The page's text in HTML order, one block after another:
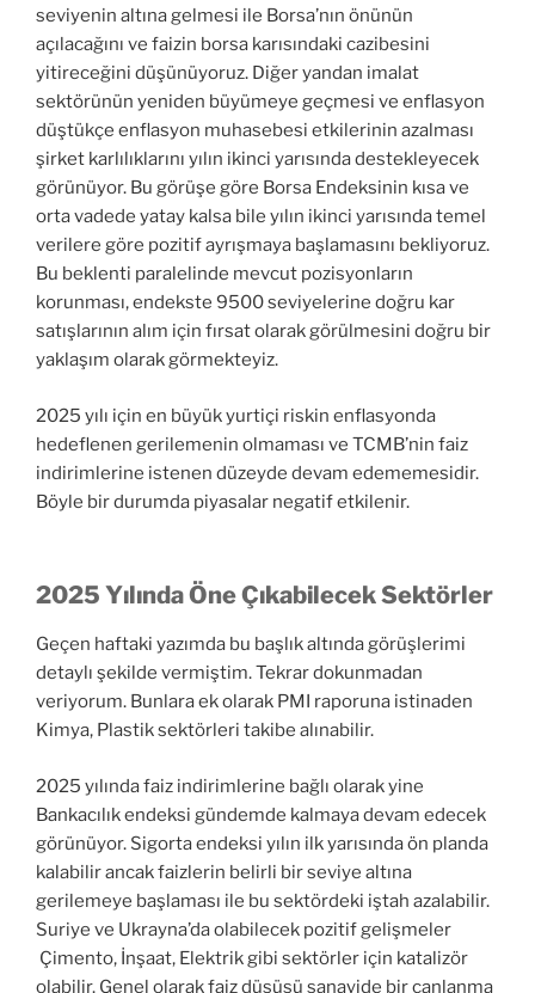
seviyenin altına gelmesi ile Borsa’nın önünün
açılacağını ve faizin borsa karısındaki cazibesini
yitireceğini düşünüyoruz. Diğer yandan imalat
sektörünün yeniden büyümeye geçmesi ve enflasyon
düştükçe enflasyon muhasebesi etkilerinin azalması
şirket karlılıklarını yılın ikinci yarısında destekleyecek
görünüyor. Bu görüşe göre Borsa Endeksinin kısa ve
orta vadede yatay kalsa bile yılın ikinci yarısında temel
verilere göre pozitif ayrışmaya başlamasını bekliyoruz.
Bu beklenti paralelinde mevcut pozisyonların
korunması, endekste 9500 seviyelerine doğru kar
satışlarının alım için fırsat olarak görülmesini doğru bir
yaklaşım olarak görmekteyiz.
2025 yılı için en büyük yurtiçi riskin enflasyonda
hedeflenen gerilemenin olmaması ve TCMB’nin faiz
indirimlerine istenen düzeyde devam edememesidir.
Böyle bir durumda piyasalar negatif etkilenir.
2025 Yılında Öne Çıkabilecek Sektörler
Geçen haftaki yazımda bu başlık altında görüşlerimi
detaylı şekilde vermiştim. Tekrar dokunmadan
veriyorum. Bunlara ek olarak PMI raporuna istinaden
Kimya, Plastik sektörleri takibe alınabilir.
2025 yılında faiz indirimlerine bağlı olarak yine
Bankacılık endeksi gündemde kalmaya devam edecek
görünüyor. Sigorta endeksi yılın ilk yarısında ön planda
kalabilir ancak faizlerin belirli bir seviye altına
gerilemeye başlaması ile bu sektördeki iştah azalabilir.
Suriye ve Ukrayna’da olabilecek pozitif gelişmeler
Çimento, İnşaat, Elektrik gibi sektörler için katalizör
olabilir. Genel olarak faiz düşüşü sanayide bir canlanma